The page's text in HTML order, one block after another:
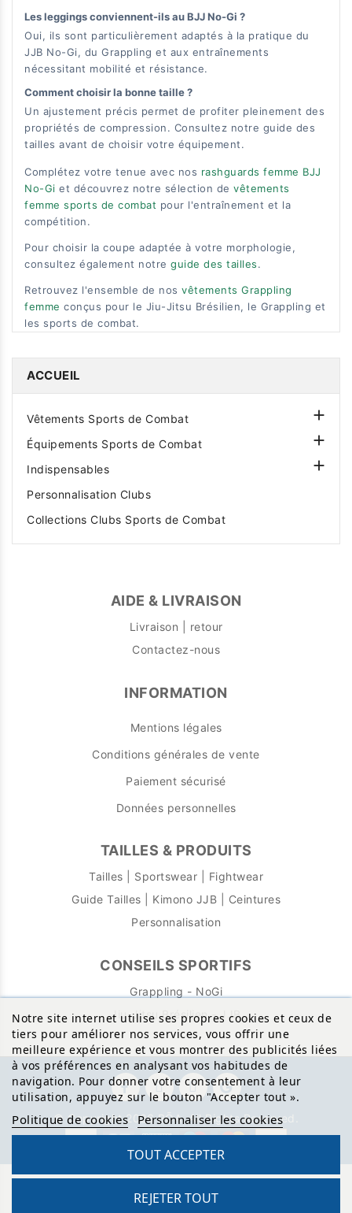
Les leggings conviennent-ils au BJJ No-Gi ?
Oui, ils sont particulièrement adaptés à la pratique du
JJB No-Gi, du Grappling et aux entraînements
nécessitant mobilité et résistance.
Comment choisir la bonne taille ?
Un ajustement précis permet de profiter pleinement des
propriétés de compression. Consultez notre guide des
tailles avant de choisir votre équipement.
Complétez votre tenue avec nos rashguards femme BJJ
No-Gi et découvrez notre sélection de vêtements
femme sports de combat pour l'entraînement et la
compétition.
Pour choisir la coupe adaptée à votre morphologie,
consultez également notre guide des tailles.
Retrouvez l'ensemble de nos vêtements Grappling
femme conçus pour le Jiu-Jitsu Brésilien, le Grappling et
les sports de combat.
ACCUEIL
Vêtements Sports de Combat 
Équipements Sports de Combat 
Indispensables 
Personnalisation Clubs
Collections Clubs Sports de Combat
AIDE & LIVRAISON
Livraison | retour
Contactez-nous
INFORMATION
Mentions légales
Conditions générales de vente
Paiement sécurisé
Données personnelles
TAILLES & PRODUITS
Tailles | Sportswear | Fightwear
Guide Tailles | Kimono JJB | Ceintures
Personnalisation
CONSEILS SPORTIFS
Grappling - NoGi
Jiu-Jitsu Brésilien - JJB
Notre site internet utilise ses propres cookies et ceux de
tiers pour améliorer nos services, vous offrir une
meilleure expérience et vous montrer des publicités liées
à vos préférences en analysant vos habitudes de
navigation. Pour donner votre consentement à leur
utilisation, appuyez sur le bouton "Accepter tout ».
Politique de cookies Personnaliser les cookies
REJETER TOUT
TOUT ACCEPTER
© Copyright 2026 BŌA. All Rights Reserved.
Site protégé par reCAPTCHA.